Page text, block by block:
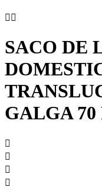
 
SACO DE
GALGA



